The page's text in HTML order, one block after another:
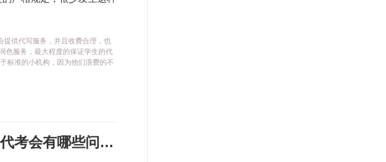
提供代写服务，并且收费合理，也
色服务，最大程度的保证学生的代
标准的小机构，因为他们浪费的不
考试周，作业季又来了，该如何选代写？便宜的代写、代考会有哪些问题？